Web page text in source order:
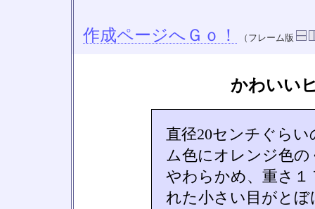
作成ページへＧｏ！ （フレーム版
かわいい
直径20センチぐら
ム色にオレンジ色
やわらかめ、重さ１
れた小さい目がと